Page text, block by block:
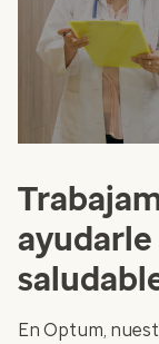
En Optum,